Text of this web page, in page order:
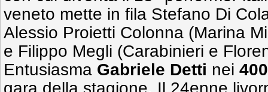
veneto mette in fila Stefano Di
Alessio Proietti Colonna (Marina
e Filippo Megli (Carabinieri e
Entusiasma Gabriele Detti nei
gara della stagione. Il 24enne